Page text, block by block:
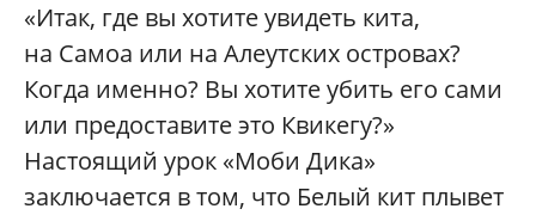
«Итак, где вы хотите увидеть кита,
на Самоа или на Алеутских островах?
Когда именно? Вы хотите убить его сами
или предоставите это Квикегу?»
Настоящий урок «Моби Дика»
заключается в том, что Белый кит плывет